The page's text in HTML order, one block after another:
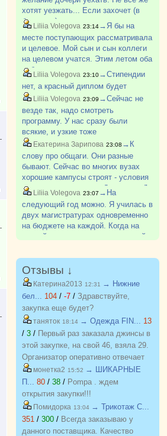
хотят уезжать... Если захочет (в
будущем) уехать - то все
преодолеет, и общагу, и соседок,
еще и будет рада, что живет в
общежитии (да, да, моей в прошло?
Liliia Volegova 23:14→Я бы на
месте поступающих рассматривала
и целевое. Мой сын и сын коллеги
на целевом учатся. Этим летом оба
побывали на практике на своих
предприятиях. И обоим
понравилось. Не самый плохой
вариант, если надо определенну?
Liliia Volegova 23:10→Стипендии
нет, а красный диплом будет
Liliia Volegova 23:09 →Сейчас не
везде так, надо смотреть
программу. У нас сразу были
всякие, и узкие тоже
Екатерина Зарипова 23:08 →К
слову про общаги. Они разные
бывают. Сейчас во многих вузах
хорошие кампусы строят - условия
очень даже классные. "коридорок"
уже не так много. Ну и съем
квартиры по цене совсем не
сопоставим с ценой за общагу,
особен?
Liliia Volegova 23:07 →На
следующий год можно. Я училась в
двух магистратурах одновременно
на бюджете на каждой. Когда на
первой выпустилась, то на второй
контракт. И с бакалавриатом так
делают. Одновременно в одном ?
Отзывы ↓
Катерина2013 12:31
→ Нижние
бел... 104 / -7 / Здравствуйте,
закупка еще будет?
таняток 18:14 → Одежда FIN... 13
/ 3 / Первый раз заказала джинсы в
этой закупке, на свой 46, взяла 29.
Организатор оперативно отвечает
на вопросы. Спасибо!!!
монетка2 15:52 → ШИКАРНЫЕ
П... 80 / 38 / Pompa . ждем
открытия закупки!!!
Помидорка 13:04 → Трикотаж C...
351 / 300 / Всегда заказываю у
данного поставщика. Качество